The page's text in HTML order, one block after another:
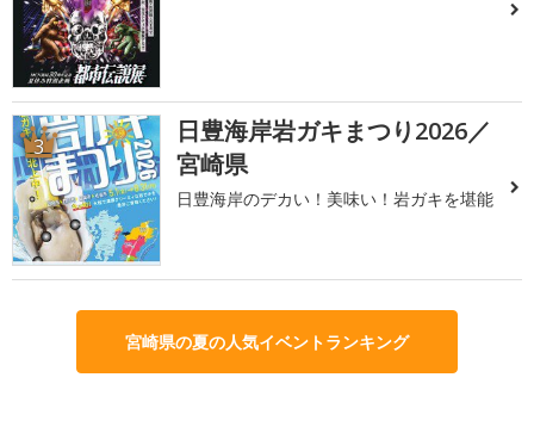
3
日豊海岸岩ガキまつり2026／
宮崎県
日豊海岸のデカい！美味い！岩ガキを堪能
宮崎県の夏の人気イベントランキング